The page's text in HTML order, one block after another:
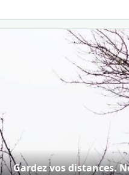
Gardez vos distances.